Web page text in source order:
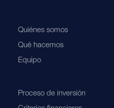
Quiénes somos
Qué hacemos
Equipo
Proceso de inversión